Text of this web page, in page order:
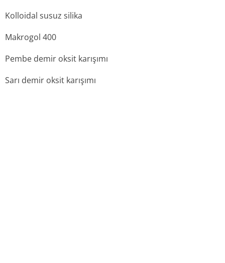
Kolloidal susuz silika
Makrogol 400
Pembe demir oksit karışımı
Sarı demir oksit karışımı